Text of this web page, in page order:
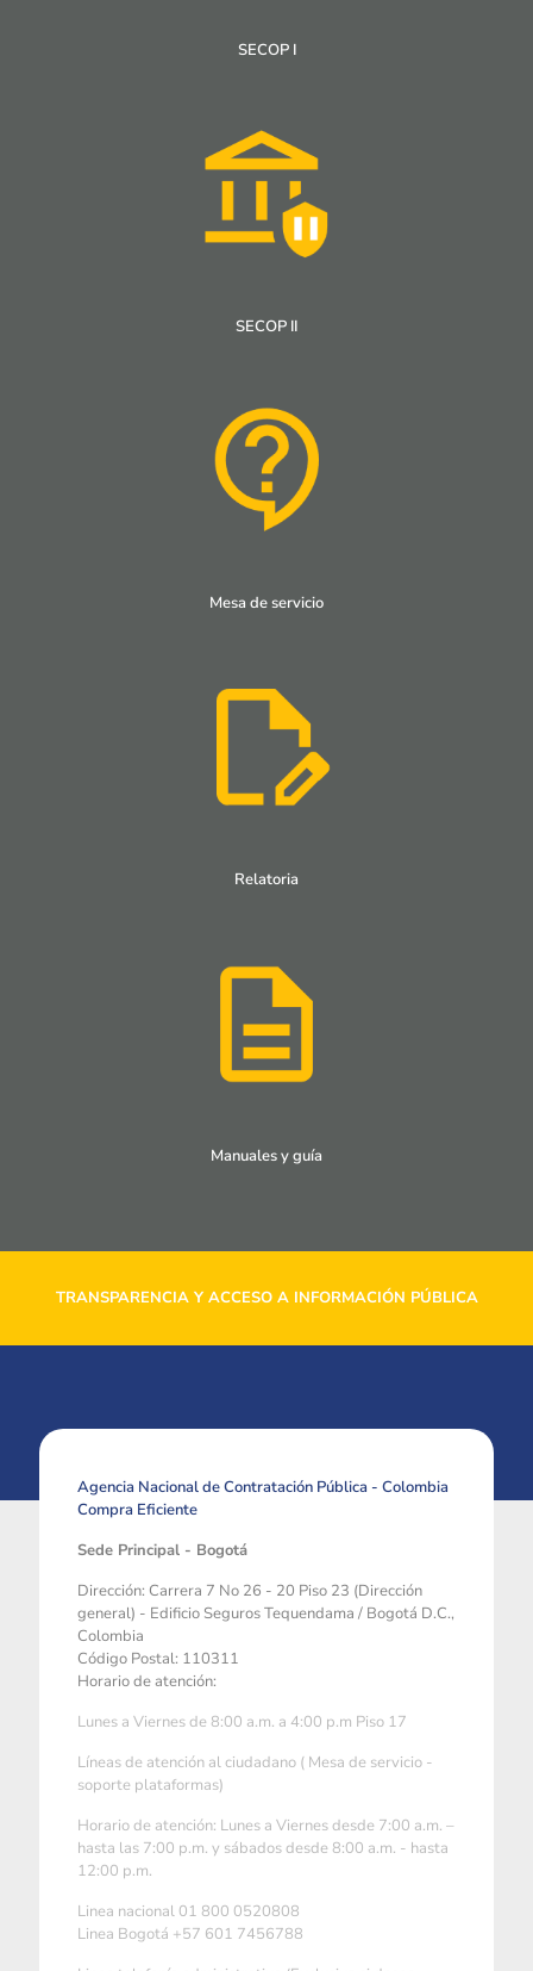
SECOP I
SECOP II
Mesa de servicio
Relatoria
Manuales y guía
TRANSPARENCIA Y ACCESO A INFORMACIÓN PÚBLICA
Agencia Nacional de Contratación Pública - Colombia
Compra Eficiente
Sede Principal - Bogotá
Dirección: Carrera 7 No 26 - 20 Piso 23 (Dirección
general) - Edificio Seguros Tequendama / Bogotá D.C.,
Colombia
Código Postal: 110311
Horario de atención:
Lunes a Viernes de 8:00 a.m. a 4:00 p.m Piso 17
Líneas de atención al ciudadano ( Mesa de servicio -
soporte plataformas)
Horario de atención: Lunes a Viernes desde 7:00 a.m. –
hasta las 7:00 p.m. y sábados desde 8:00 a.m. - hasta
12:00 p.m.
Linea nacional 01 800 0520808
Linea Bogotá +57 601 7456788